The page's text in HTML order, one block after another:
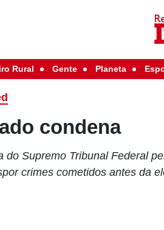
Rural Gente Planeta
condena
do Supremo Tribunal Federal
crimes cometidos antes da